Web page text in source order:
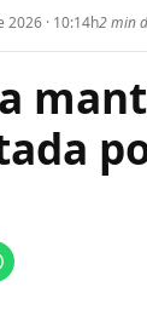
2026 · 10:14h2 min